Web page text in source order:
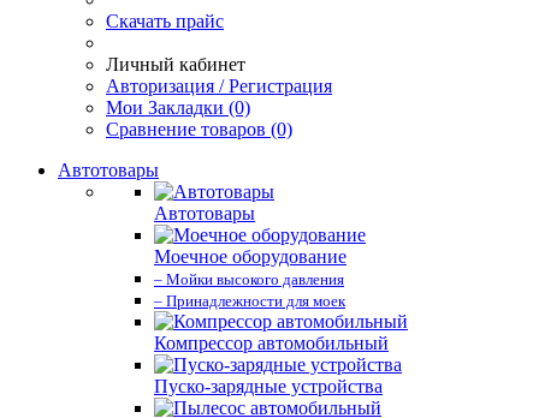
Скачать прайс
Личный кабинет
Авторизация / Регистрация
Мои Закладки (0)
Сравнение товаров (0)
Автотовары
Автотовары
Моечное оборудование
– Мойки высокого давления
– Принадлежности для моек
Компрессор автомобильный
Пуско-зарядные устройства